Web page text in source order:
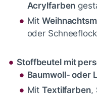
Acrylfarben
Mit
oder
Stoffbeutel mit
Baumwoll- oder
MitTextilfarben,